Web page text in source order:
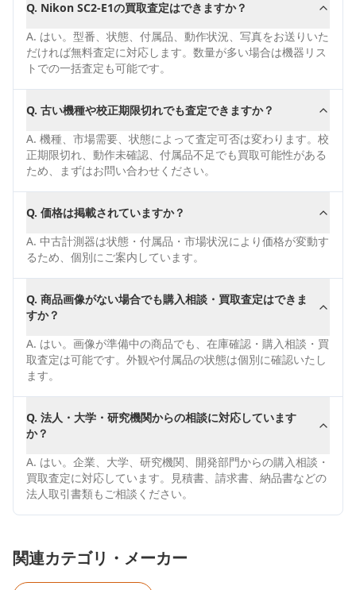
Q. Nikon SC2-E1の買取査定はできますか？
A. はい。型番、状態、付属品、動作状況、写真をお送りいた
だければ無料査定に対応します。数量が多い場合は機器リス
トでの一括査定も可能です。
Q. 古い機種や校正期限切れでも査定できますか？
A. 機種、市場需要、状態によって査定可否は変わります。校
正期限切れ、動作未確認、付属品不足でも買取可能性がある
ため、まずはお問い合わせください。
Q. 価格は掲載されていますか？
A. 中古計測器は状態・付属品・市場状況により価格が変動す
るため、個別にご案内しています。
Q. 商品画像がない場合でも購入相談・買取査定はできま
すか？
A. はい。画像が準備中の商品でも、在庫確認・購入相談・買
取査定は可能です。外観や付属品の状態は個別に確認いたし
ます。
Q. 法人・大学・研究機関からの相談に対応しています
か？
A. はい。企業、大学、研究機関、開発部門からの購入相談・
買取査定に対応しています。見積書、請求書、納品書などの
法人取引書類もご相談ください。
関連カテゴリ・メーカー